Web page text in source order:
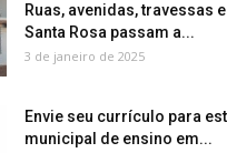
Ruas, avenidas, travessas
Santa Rosa passam a...
3 de janeiro de 2025
Envie seu currículo para
municipal de ensino em...